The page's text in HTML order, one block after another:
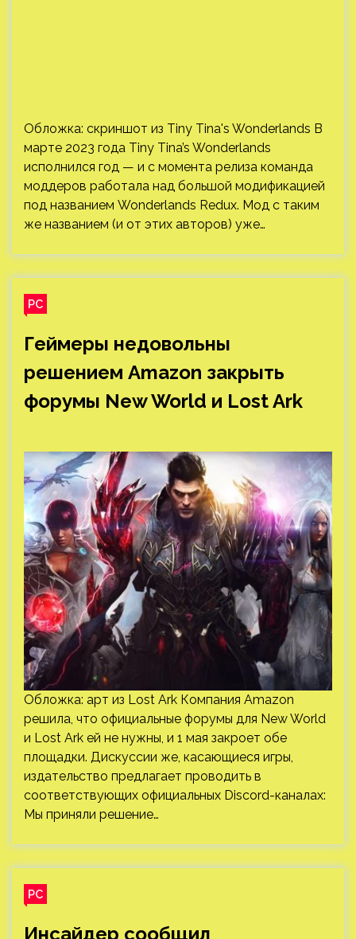
Геймеры недовольны
решением Amazon закрыть
форумы New World и Lost Ark
Обложка: арт из Lost Ark Компания Amazon
решила, что официальные форумы для New World
и Lost Ark ей не нужны, и 1 мая закроет обе
площадки. Дискуссии же, касающиеся игры,
издательство предлагает проводить в
соответствующих официальных Discord-каналах:
Мы приняли решение…
PC
Инсайдер сообщил
о возможном отказе Rockstar
от PS4 и Xbox One-версий GTA
Online